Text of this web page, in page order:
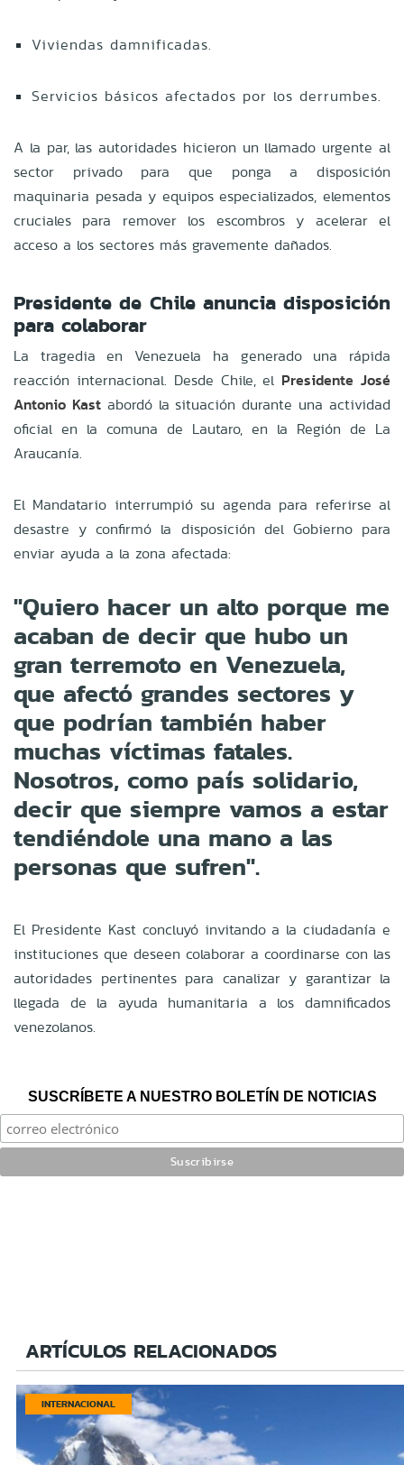
Viviendas damnificadas.
Servicios básicos afectados por los derrumbes.
A la par, las autoridades hicieron un llamado urgente al
sector privado para que ponga a disposición
maquinaria pesada y equipos especializados, elementos
cruciales para remover los escombros y acelerar el
acceso a los sectores más gravemente dañados.
Presidente de Chile anuncia disposición
para colaborar
La tragedia en Venezuela ha generado una rápida
reacción internacional. Desde Chile, el Presidente José
Antonio Kastabordó la situación durante una actividad
oficial en la comuna de Lautaro, en la Región de La
Araucanía.
El Mandatario interrumpió su agenda para referirse al
desastre y confirmó la disposición del Gobierno para
enviar ayuda a la zona afectada:
"Quiero hacer un alto porque me
acaban de decir que hubo un
gran terremoto en Venezuela,
que afectó grandes sectores y
que podrían también haber
muchas víctimas fatales.
Nosotros, como país solidario,
decir que siempre vamos a estar
tendiéndole una mano a las
personas que sufren".
El Presidente Kast concluyó invitando a la ciudadanía e
instituciones que deseen colaborar a coordinarse con las
autoridades pertinentes para canalizar y garantizar la
llegada de la ayuda humanitaria a los damnificados
venezolanos.
SUSCRÍBETE A NUESTRO BOLETÍN DE NOTICIAS
ARTÍCULOS RELACIONADOS
INTERNACIONAL